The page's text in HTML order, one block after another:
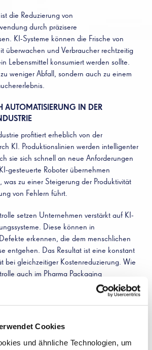
Cookies
und ähnliche Technologien, um
die Reduzierung von
durch präzisere
KI-Systeme können die Frische von
überwachen und Verbraucher rechtzeitig
Lebensmittel konsumiert werden sollte.
weniger Abfall, sondern auch zu einem
AUTOMATISIERUNG IN DER
profitiert erheblich von der
KI. Produktionslinien werden intelligenter
sie sich schnell an neue Anforderungen
gesteuerte Roboter übernehmen
was zu einer Steigerung der Produktivität
von Fehlern führt.
setzen Unternehmen verstärkt auf KI-
Diese können in
erkennen, die dem menschlichen
entgehen. Das Resultat ist eine konstant
bei gleichzeitiger Kostenreduzierung. Wie
auch im Pharma Packaging
eigenen Artikel.
DURCH KI IM PACKAGING
KI-Anwendungen im Verpackungsbereich
reduzieren Abfälle und